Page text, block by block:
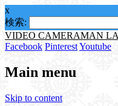
x
検索:
VIDEO CAMERAMAN
Facebook PinterestYoutube
Main menu
Skip to content